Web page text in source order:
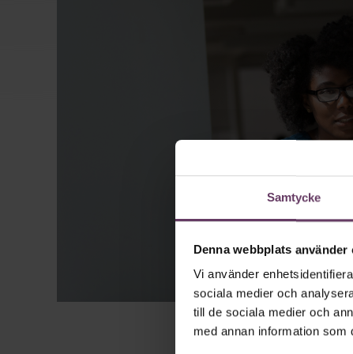
Samtycke
Denna webbplats använder
Vi använder
sociala medier och
till de sociala medier och
med annan information